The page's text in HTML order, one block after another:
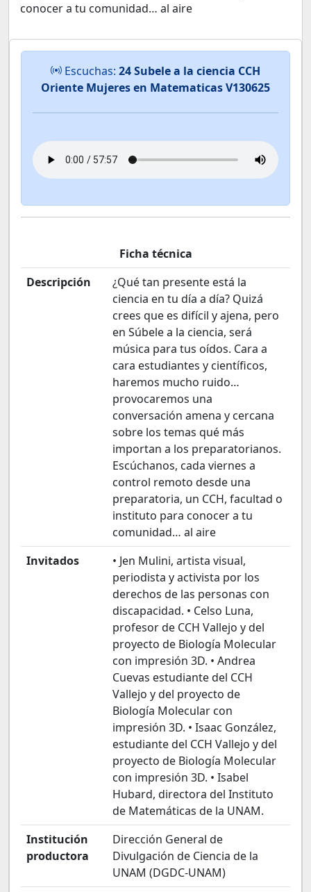
conocer a tu comunidad… al aire
Escuchas: 24 Subele a la ciencia CCH
Oriente Mujeres en Matematicas V130625
Ficha técnica
Descripción
¿Qué tan presente está la
ciencia en tu día a día? Quizá
crees que es difícil y ajena, pero
en Súbele a la ciencia, será
música para tus oídos. Cara a
cara estudiantes y científicos,
haremos mucho ruido…
provocaremos una
conversación amena y cercana
sobre los temas qué más
importan a los preparatorianos.
Escúchanos, cada viernes a
control remoto desde una
preparatoria, un CCH, facultad o
instituto para conocer a tu
comunidad… al aire
Invitados
• Jen Mulini, artista visual,
periodista y activista por los
derechos de las personas con
discapacidad. • Celso Luna,
profesor de CCH Vallejo y del
proyecto de Biología Molecular
con impresión 3D. • Andrea
Cuevas estudiante del CCH
Vallejo y del proyecto de
Biología Molecular con
impresión 3D. • Isaac González,
estudiante del CCH Vallejo y del
proyecto de Biología Molecular
con impresión 3D. • Isabel
Hubard, directora del Instituto
de Matemáticas de la UNAM.
Institución
productora
Dirección General de
Divulgación de Ciencia de la
UNAM (DGDC-UNAM)